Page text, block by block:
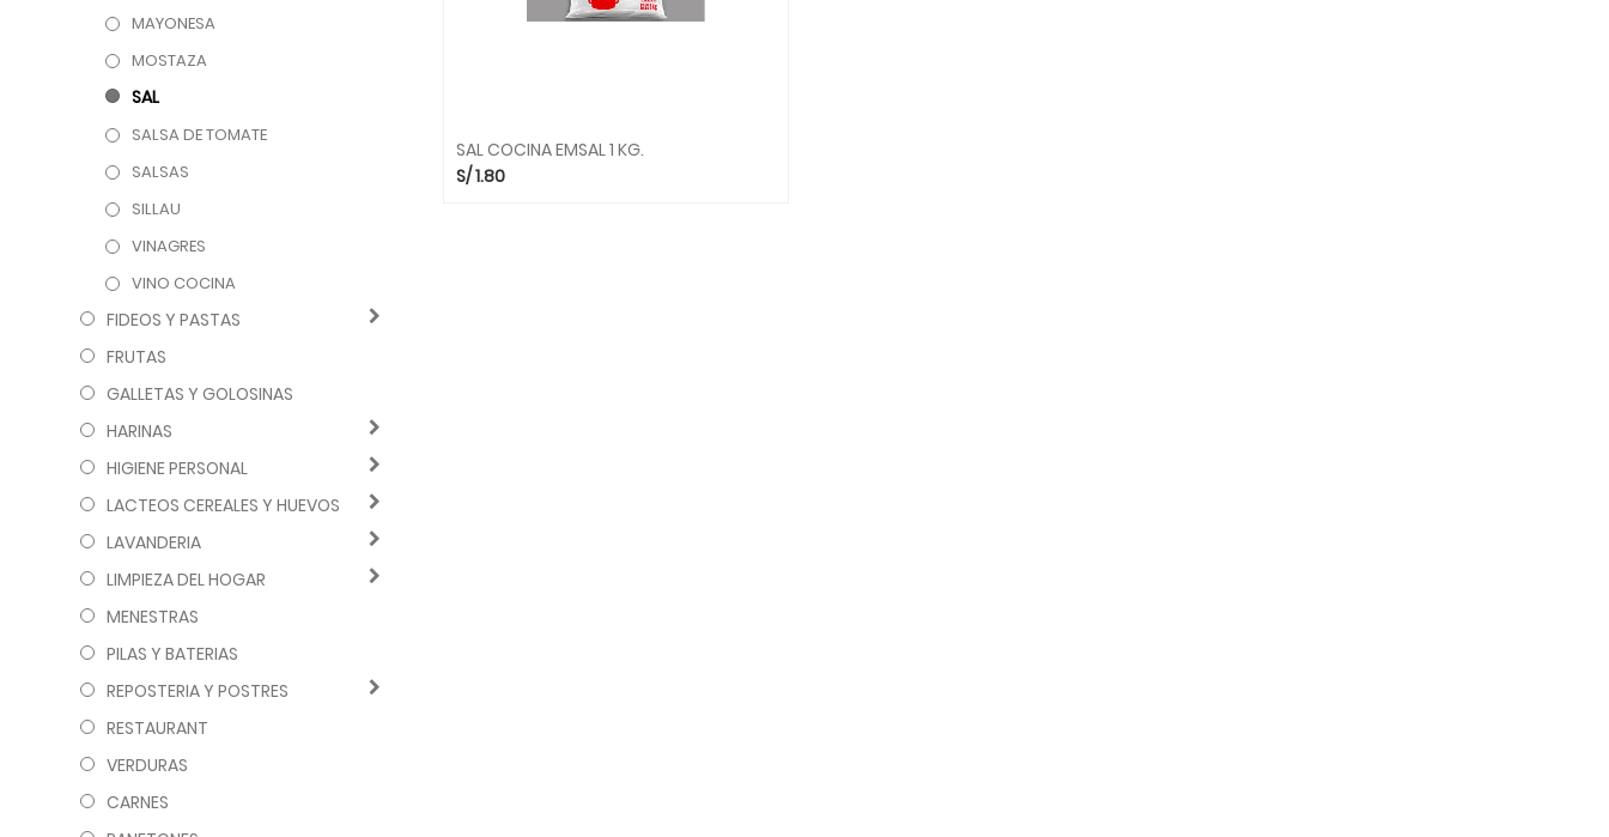
MAYONESA
MOSTAZA
SAL
SALSA DE TOMATE
SALSAS
SILLAU
VINAGRES
VINO COCINA
FIDEOS Y PASTAS
FRUTAS
GALLETAS Y GOLOSINAS
HARINAS
HIGIENE PERSONAL
LACTEOS CEREALES Y HUEVOS
LAVANDERIA
LIMPIEZA DEL HOGAR
MENESTRAS
PILAS Y BATERIAS
REPOSTERIA Y POSTRES
RESTAURANT
VERDURAS
CARNES
SAL COCINA EMSAL 1 KG.
S/1.80